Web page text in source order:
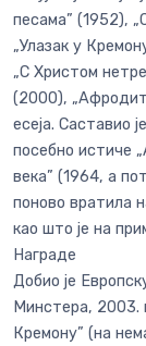
песама” (1952),
„Улазак у
„С Христом
(2000),
есеја. Саставио
посебно истиче
века” (1964, а
поново вратила
као што је на
Награде
Добио је
Минстера, 2003.
Кремону” (на